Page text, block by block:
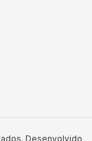
Desenvolvido